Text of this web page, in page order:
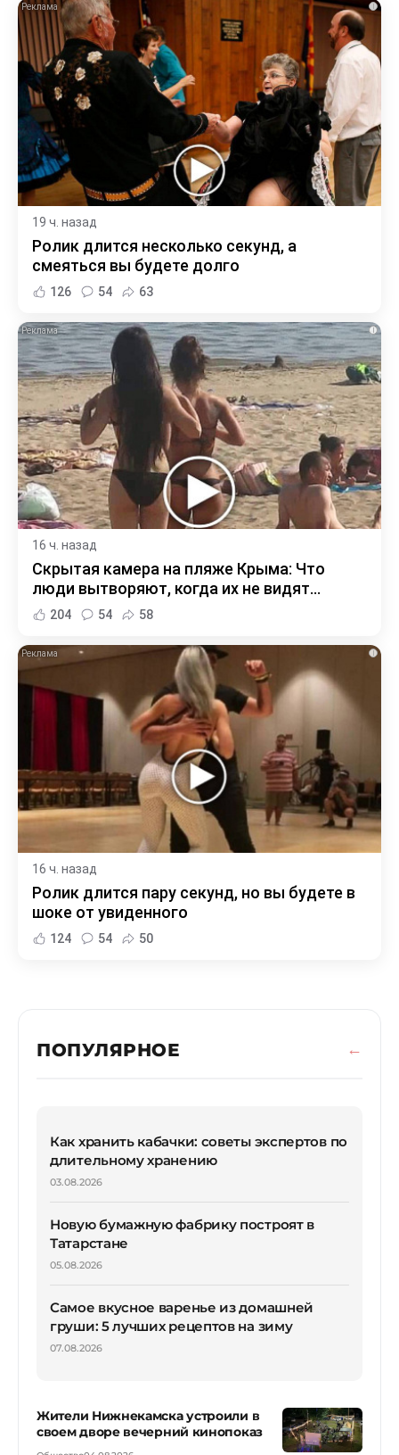
i
19 ч. назад
Ролик длится несколько секунд, а
смеяться вы будете долго
126 54 63
i
16 ч. назад
Скрытая камера на пляже Крыма: Что
люди вытворяют, когда их не видят...
204 54 58
i
16 ч. назад
Ролик длится пару секунд, но вы будете в
шоке от увиденного
124 54 50
ПОПУЛЯРНОЕ
Как хранить кабачки: советы экспертов по
длительному хранению
03.08.2026
Новую бумажную фабрику построят в
Татарстане
05.08.2026
Самое вкусное варенье из домашней
груши: 5 лучших рецептов на зиму
07.08.2026
Жители Нижнекамска устроили в
своем дворе вечерний кинопоказ